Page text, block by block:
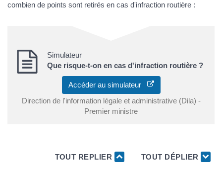
combien de points sont retirés en cas d'infraction routière :
Simulateur
Que risque-t-on en cas d'infraction routière ?
Accéder au simulateur
Direction de l'information légale et administrative (Dila) -
Premier ministre
TOUT REPLIER TOUT DÉPLIER